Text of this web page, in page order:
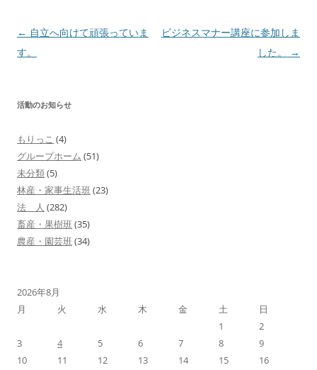
投
稿
ゲ
シ
ョ
ン
← 自立へ向けて頑張っていま
す。
ビジネスマナー講座に参加しま
した。
→
活動のお知らせ
もりっこ (4)
グループホーム (51)
未分類(5)
林産・家事生活班(23)
法 人 (282)
畜産・果樹班(35)
農産・園芸班(34)
2026年8月
月
火 水 木 金 土
日
1
2
3
4 5 6 7 8
9
10
11 12 13 14 15 16